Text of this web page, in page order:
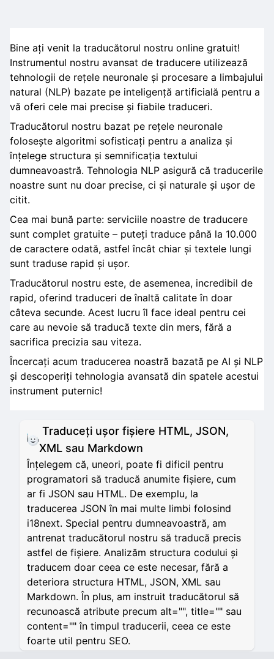
Bine ați venit la traducătorul nostru online gratuit!
Instrumentul nostru avansat de traducere utilizează
tehnologii de rețele neuronale și procesare a limbajului
natural (NLP) bazate pe inteligență artificială pentru a
vă oferi cele mai precise și fiabile traduceri.
Traducătorul nostru bazat pe rețele neuronale
folosește algoritmi sofisticați pentru a analiza și
înțelege structura și semnificația textului
dumneavoastră. Tehnologia NLP asigură că traducerile
noastre sunt nu doar precise, ci și naturale și ușor de
citit.
Cea mai bună parte: serviciile noastre de traducere
sunt complet gratuite – puteți traduce până la 10.000
de caractere odată, astfel încât chiar și textele lungi
sunt traduse rapid și ușor.
Traducătorul nostru este, de asemenea, incredibil de
rapid, oferind traduceri de înaltă calitate în doar
câteva secunde. Acest lucru îl face ideal pentru cei
care au nevoie să traducă texte din mers, fără a
sacrifica precizia sau viteza.
Încercați acum traducerea noastră bazată pe AI și NLP
și descoperiți tehnologia avansată din spatele acestui
instrument puternic!
Traduceți ușor fișiere HTML, JSON,
XML sau Markdown
Înțelegem că, uneori, poate fi dificil pentru
programatori să traducă anumite fișiere, cum
ar fi JSON sau HTML. De exemplu, la
traducerea JSON în mai multe limbi folosind
i18next. Special pentru dumneavoastră, am
antrenat traducătorul nostru să traducă precis
astfel de fișiere. Analizăm structura codului și
traducem doar ceea ce este necesar, fără a
deteriora structura HTML, JSON, XML sau
Markdown. În plus, am instruit traducătorul să
recunoască atribute precum alt="", title="" sau
content="" în timpul traducerii, ceea ce este
foarte util pentru SEO.